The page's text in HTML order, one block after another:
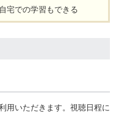
宅での学習もできる
用いただきます。視聴日程に